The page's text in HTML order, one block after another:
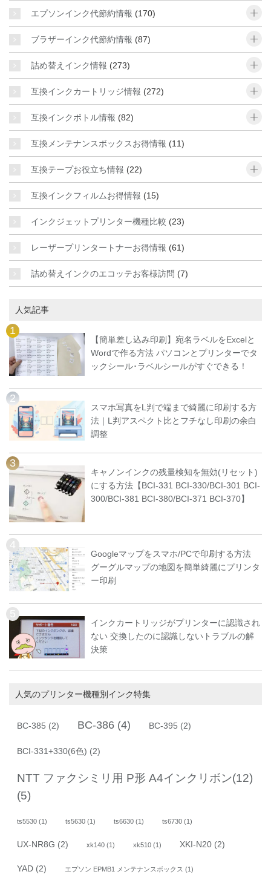
エプソンインク代節約情報 (170)
ブラザーインク代節約情報 (87)
詰め替えインク情報 (273)
互換インクカートリッジ情報 (272)
互換インクボトル情報 (82)
互換メンテナンスボックスお得情報 (11)
互換テープお役立ち情報 (22)
互換インクフィルムお得情報 (15)
インクジェットプリンター機種比較 (23)
レーザープリンタートナーお得情報 (61)
詰め替えインクのエコッテお客様訪問 (7)
人気記事
【簡単差し込み印刷】宛名ラベルをExcelと
Wordで作る方法 パソコンとプリンターでタ
ックシール･ラベルシールがすぐできる！
スマホ写真をL判で端まで綺麗に印刷する方
法｜L判アスペクト比とフチなし印刷の余白
調整
キャノンインクの残量検知を無効(リセット)
にする方法【BCI-331 BCI-330/BCI-301 BCI-
300/BCI-381 BCI-380/BCI-371 BCI-370】
Googleマップをスマホ/PCで印刷する方法
グーグルマップの地図を簡単綺麗にプリンタ
ー印刷
インクカートリッジがプリンターに認識され
ない 交換したのに認識しないトラブルの解
決策
人気のプリンター機種別インク特集
BC-385 (2) BC-386 (4) BC-395 (2)
BCI-331+330(6色) (2)
NTT ファクシミリ用 P形 A4インクリボン(12)
(5)
ts5530 (1) ts5630 (1) ts6630 (1) ts6730 (1)
UX-NR8G (2) xk140 (1) xk510 (1) XKI-N20 (2)
YAD (2) エプソン EPMB1 メンテナンスボックス (1)